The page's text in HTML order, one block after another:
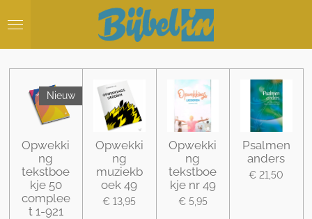
direct
hoofdinhoud
Nieuw
Opwekki
ng
tekstboe
kje 50
complee
t 1-921
Opwekki
ng
muziekb
oek 49
€ 13,95
Opwekki
ng
tekstboe
kje nr 49
€ 5,95
Psalmen
anders
€ 21,50